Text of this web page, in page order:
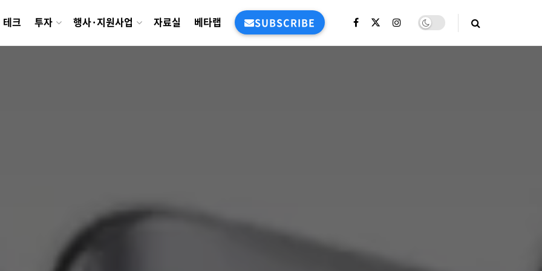
테크 투자 행사·지원사업 자료실 베타랩 SUBSCRIBE